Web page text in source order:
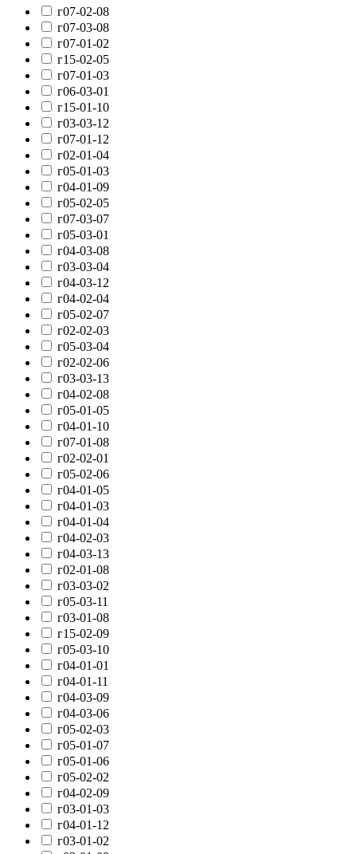
г07-02-08
г07-03-08
г07-01-02
г15-02-05
г07-01-03
г06-03-01
г15-01-10
г03-03-12
г07-01-12
г02-01-04
г05-01-03
г04-01-09
г05-02-05
г07-03-07
г05-03-01
г04-03-08
г03-03-04
г04-03-12
г04-02-04
г05-02-07
г02-02-03
г05-03-04
г02-02-06
г03-03-13
г04-02-08
г05-01-05
г04-01-10
г07-01-08
г02-02-01
г05-02-06
г04-01-05
г04-01-03
г04-01-04
г04-02-03
г04-03-13
г02-01-08
г03-03-02
г05-03-11
г03-01-08
г15-02-09
г05-03-10
г04-01-01
г04-01-11
г04-03-09
г04-03-06
г05-02-03
г05-01-07
г05-01-06
г05-02-02
г04-02-09
г03-01-03
г04-01-12
г03-01-02